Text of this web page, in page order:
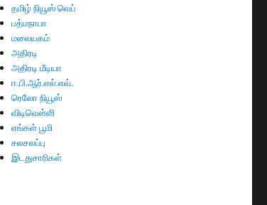
தமிழ் நியூஸ் வெப்
பத்மநாபா
மலையகம்
அதிரடி
அதிரடி மீடியா
ஈ.பி.ஆர்.எல்.எவ்.
ரெலோ நியூஸ்
விடிவெள்ளி
எங்கள் பூமி
சலசலப்பு
இடதுசாரிகள்